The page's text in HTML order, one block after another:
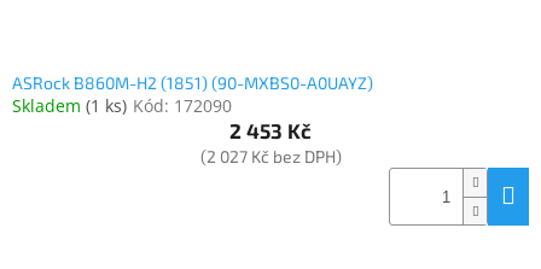
ASRock B860M-H2 (1851) (90-MXBS0-A0UAYZ)
Skladem (1 ks) Kód: 172090
2 453 Kč
(2 027 Kč bez DPH)